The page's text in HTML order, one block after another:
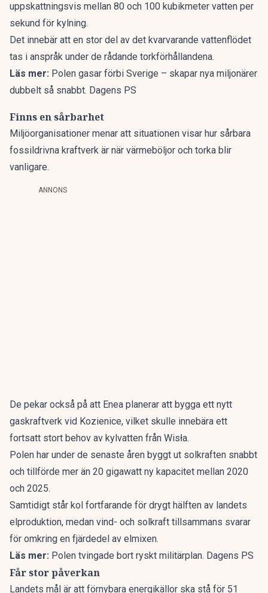
uppskattningsvis mellan 80 och 100 kubikmeter vatten per
sekund för kylning.
Det innebär att en stor del av det kvarvarande vattenflödet
tas i anspråk under de rådande torkförhållandena.
Läs mer: Polen gasar förbi Sverige – skapar nya miljonärer
dubbelt så snabbt. Dagens PS
Finns en sårbarhet
Miljöorganisationer menar att situationen visar hur sårbara
fossildrivna kraftverk är när värmeböljor och torka blir
vanligare.
ANNONS
De pekar också på att Enea planerar att bygga ett nytt
gaskraftverk vid Kozienice, vilket skulle innebära ett
fortsatt stort behov av kylvatten från Wisła.
Polen har under de senaste åren byggt ut solkraften snabbt
och tillförde mer än 20 gigawatt ny kapacitet mellan 2020
och 2025.
Samtidigt står kol fortfarande för drygt hälften av landets
elproduktion, medan vind- och solkraft tillsammans svarar
för omkring en fjärdedel av elmixen.
Läs mer: Polen tvingade bort ryskt militärplan. Dagens PS
Får stor påverkan
Landets mål är att förnybara energikällor ska stå för 51